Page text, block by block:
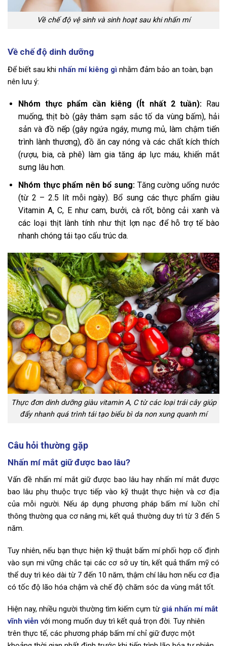
Về chế độ vệ sinh và sinh hoạt sau khi nhấn mí
Về chế độ dinh dưỡng
Để biết sau khi nhấn mí kiêng gì nhằm đảm bảo an toàn, bạn
nên lưu ý:
Nhóm thực phẩm cần kiêng (Ít nhất 2 tuần):Rau
muống, thịt bò (gây thâm sạm sắc tố da vùng bấm), hải
sản và đồ nếp (gây ngứa ngáy, mưng mủ, làm chậm tiến
trình lành thương), đồ ăn cay nóng và các chất kích thích
(rượu, bia, cà phê) làm gia tăng áp lực máu, khiến mắt
sưng lâu hơn.
Nhóm thực phẩm nên bổ sung: Tăng cường uống nước
(từ 2 – 2.5 lít mỗi ngày). Bổ sung các thực phẩm giàu
Vitamin A, C, E như cam, bưởi, cà rốt, bông cải xanh và
các loại thịt lành tính như thịt lợn nạc để hỗ trợ tế bào
nhanh chóng tái tạo cấu trúc da.
Thực đơn dinh dưỡng giàu vitamin A, C từ các loại trái cây giúp
đẩy nhanh quá trình tái tạo biểu bì da non xung quanh mí
Câu hỏi thường gặp
Nhấn mí mắt giữ được bao lâu?
Vấn đề nhấn mí mắt giữ được bao lâu hay nhấn mí mắt được
bao lâu phụ thuộc trực tiếp vào kỹ thuật thực hiện và cơ địa
của mỗi người. Nếu áp dụng phương pháp bấm mí luồn chỉ
thông thường qua cơ nâng mi, kết quả thường duy trì từ 3 đến 5
năm.
Tuy nhiên, nếu bạn thực hiện kỹ thuật bấm mí phối hợp cố định
vào sụn mi vững chắc tại các cơ sở uy tín, kết quả thẩm mỹ có
thể duy trì kéo dài từ 7 đến 10 năm, thậm chí lâu hơn nếu cơ địa
có tốc độ lão hóa chậm và chế độ chăm sóc da vùng mắt tốt.
Hiện nay, nhiều người thường tìm kiếm cụm từ giá nhấn mí mắt
vĩnh viễn với mong muốn duy trì kết quả trọn đời. Tuy nhiên
trên thực tế, các phương pháp bấm mí chỉ giữ được một